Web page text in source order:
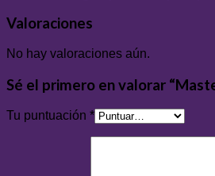
Valoraciones
No hay valoraciones aún.
Sé el primero en valorar
Tu puntuación *